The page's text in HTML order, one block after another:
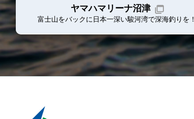
ヤマハマリーナ沼津
富士山をバックに日本一深い駿河湾で深海釣りを！